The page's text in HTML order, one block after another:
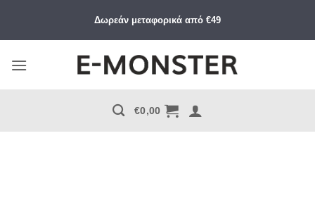
περιεχόμενο
Δωρεάν μεταφορικά από €49
€0,00